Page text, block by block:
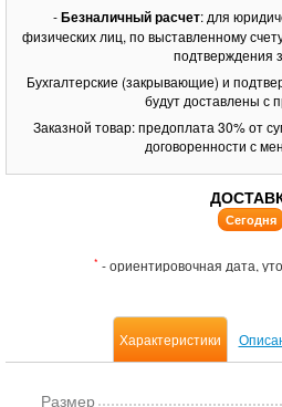
-Безналичный расчет: для
физических лиц, по выставленному
подтверждения
Бухгалтерские (закрывающие) и
будут доставлены с
Заказной товар: предоплата 30% от
договоренности с
Сегодня
* - ориентировочная дата,
Характеристики
Размер